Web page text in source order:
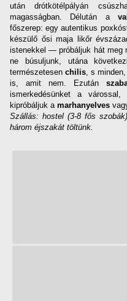
után drótkötélpályán
magasságban. Délután a
főszerep: egy autentikus
készülő ősi maja likőr
istenekkel — próbáljuk hát meg
ne búsuljunk, utána
természetesenchilis , s
is, amit nem. Ezután
ismerkedésünket a
kipróbáljuk a marhanyelves
Szállás: hostel (3-8 fős
három éjszakát töltünk.